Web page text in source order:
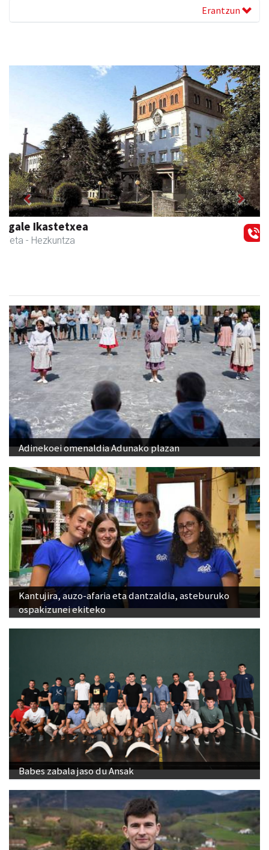
Erantzun
Urnietako AEK euskaltegia
Urnieta - Euskaltegiak
Previous Next
Adinekoei omenaldia Adunako plazan
Kantujira, auzo-afaria eta dantzaldia, asteburuko
ospakizunei ekiteko
Babes zabala jaso du Ansak